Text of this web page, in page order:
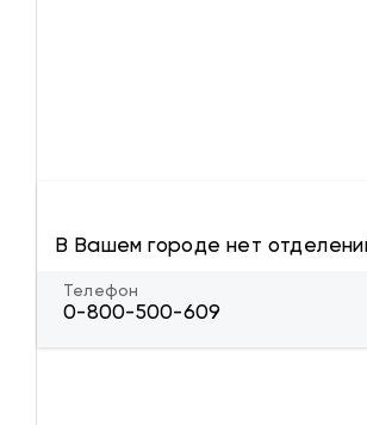
В Вашем городе нет
Телефон
0-800-500-609